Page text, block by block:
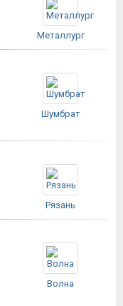
Металлург
Шумбрат
Рязань
Волна